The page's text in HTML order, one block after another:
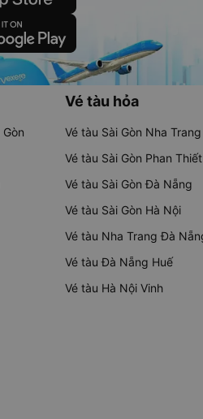
Vé tàu hỏa
Vé tàu Sài Gòn Nha Trang
Vé tàu Sài Gòn Phan Thiết
Vé tàu Sài Gòn Đà Nẵng
Vé tàu Sài Gòn Hà Nội
Vé tàu Nha Trang Đà
Vé tàu Đà Nẵng Huế
Vé tàu Hà Nội Vinh